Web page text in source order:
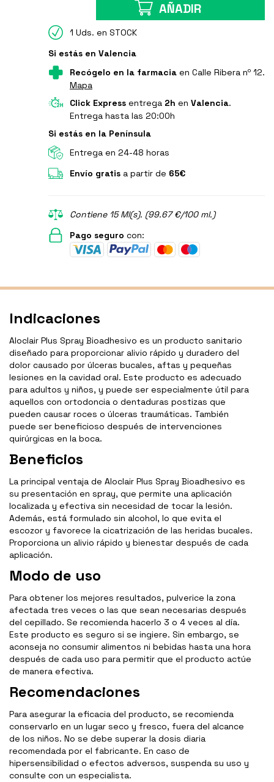
AÑADIR
1 Uds. en STOCK
Si estás en Valencia
Recógelo en la farmaciaen Calle Ribera nº 12.
Mapa
Click Expressentrega 2h en Valencia.
Entrega hasta las 20:00h
Si estás en la Península
Entrega en 24-48 horas
Envío gratisa partir de 65€
Contiene 15 Ml(s). (99.67 €/100 ml.)
Pago seguro con:
Indicaciones
Aloclair Plus Spray Bioadhesivo es un producto sanitario
diseñado para proporcionar alivio rápido y duradero del
dolor causado por úlceras bucales, aftas y pequeñas
lesiones en la cavidad oral. Este producto es adecuado
para adultos y niños, y puede ser especialmente útil para
aquellos con ortodoncia o dentaduras postizas que
pueden causar roces o úlceras traumáticas. También
puede ser beneficioso después de intervenciones
quirúrgicas en la boca.
Beneficios
La principal ventaja de Aloclair Plus Spray Bioadhesivo es
su presentación en spray, que permite una aplicación
localizada y efectiva sin necesidad de tocar la lesión.
Además, está formulado sin alcohol, lo que evita el
escozor y favorece la cicatrización de las heridas bucales.
Proporciona un alivio rápido y bienestar después de cada
aplicación.
Modo de uso
Para obtener los mejores resultados, pulverice la zona
afectada tres veces o las que sean necesarias después
del cepillado. Se recomienda hacerlo 3 o 4 veces al día.
Este producto es seguro si se ingiere. Sin embargo, se
aconseja no consumir alimentos ni bebidas hasta una hora
después de cada uso para permitir que el producto actúe
de manera efectiva.
Recomendaciones
Para asegurar la eficacia del producto, se recomienda
conservarlo en un lugar seco y fresco, fuera del alcance
de los niños. No se debe superar la dosis diaria
recomendada por el fabricante. En caso de
hipersensibilidad o efectos adversos, suspenda su uso y
consulte con un especialista.